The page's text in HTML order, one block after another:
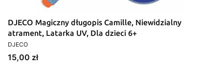
DJECO Magiczny długopis Camille, Niewidzialny
atrament, Latarka UV, Dla dzieci 6+
PRODUCENT
DJECO
Cena
15,00 zł